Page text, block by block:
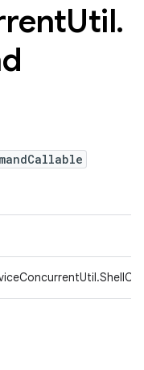
Util.